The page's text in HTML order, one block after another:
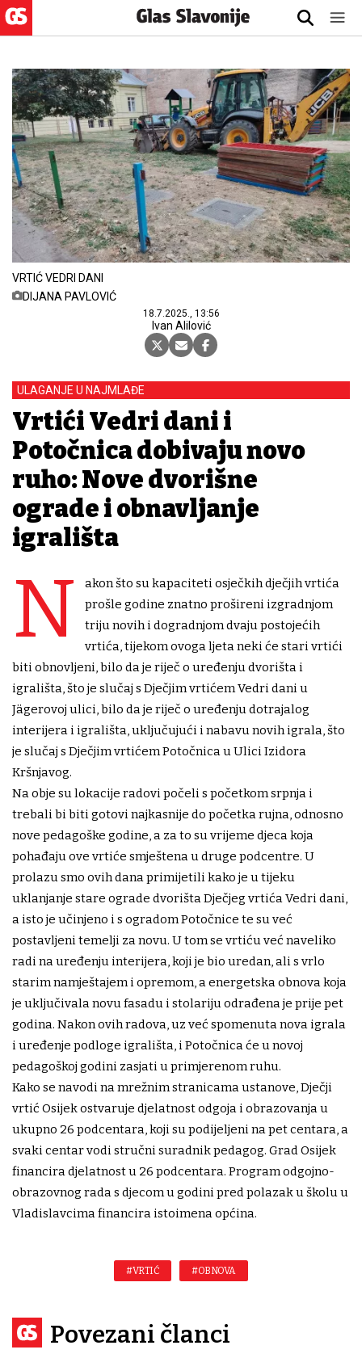
VRTIĆ VEDRI DANI
DIJANA PAVLOVIĆ
18.7.2025., 13:56
Ivan Alilović
ULAGANJE U NAJMLAĐE
Vrtići Vedri dani i
Potočnica dobivaju novo
ruho: Nove dvorišne
ograde i obnavljanje
igrališta
N
akon što su kapaciteti osječkih dječjih vrtića
prošle godine znatno prošireni izgradnjom
triju novih i dogradnjom dvaju postojećih
vrtića, tijekom ovoga ljeta neki će stari vrtići
biti obnovljeni, bilo da je riječ o uređenju dvorišta i
igrališta, što je slučaj s Dječjim vrtićem Vedri dani u
Jägerovoj ulici, bilo da je riječ o uređenju dotrajalog
interijera i igrališta, uključujući i nabavu novih igrala, što
je slučaj s Dječjim vrtićem Potočnica u Ulici Izidora
Kršnjavog.
Na obje su lokacije radovi počeli s početkom srpnja i
trebali bi biti gotovi najkasnije do početka rujna, odnosno
nove pedagoške godine, a za to su vrijeme djeca koja
pohađaju ove vrtiće smještena u druge podcentre. U
prolazu smo ovih dana primijetili kako je u tijeku
uklanjanje stare ograde dvorišta Dječjeg vrtića Vedri dani,
a isto je učinjeno i s ogradom Potočnice te su već
postavljeni temelji za novu. U tom se vrtiću već naveliko
radi na uređenju interijera, koji je bio uredan, ali s vrlo
starim namještajem i opremom, a energetska obnova koja
je uključivala novu fasadu i stolariju odrađena je prije pet
godina. Nakon ovih radova, uz već spomenuta nova igrala
i uređenje podloge igrališta, i Potočnica će u novoj
pedagoškoj godini zasjati u primjerenom ruhu.
Kako se navodi na mrežnim stranicama ustanove, Dječji
vrtić Osijek ostvaruje djelatnost odgoja i obrazovanja u
ukupno 26 podcentara, koji su podijeljeni na pet centara, a
svaki centar vodi stručni suradnik pedagog. Grad Osijek
financira djelatnost u 26 podcentara. Program odgojno-
obrazovnog rada s djecom u godini pred polazak u školu u
Vladislavcima financira istoimena općina.
#VRTIĆ #OBNOVA
Povezani članci